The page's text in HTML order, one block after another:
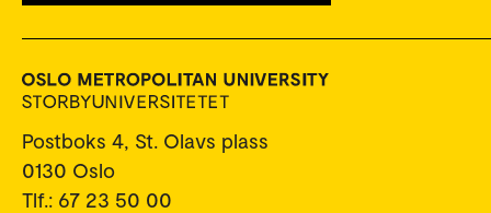
Postboks 4, St. Olavs plass
0130 Oslo
Tlf.: 67 23 50 00